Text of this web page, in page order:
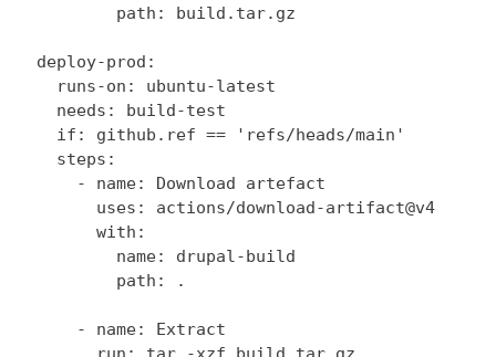
          path: build.tar.gz
  deploy-prod:
    runs-on: ubuntu-latest
    needs: build-test
    if: github.ref == 'refs/heads/main'
    steps:
      - name: Download artefact
        uses: actions/download-artifact@v4
        with:
          name: drupal-build
          path: .
      - name: Extract